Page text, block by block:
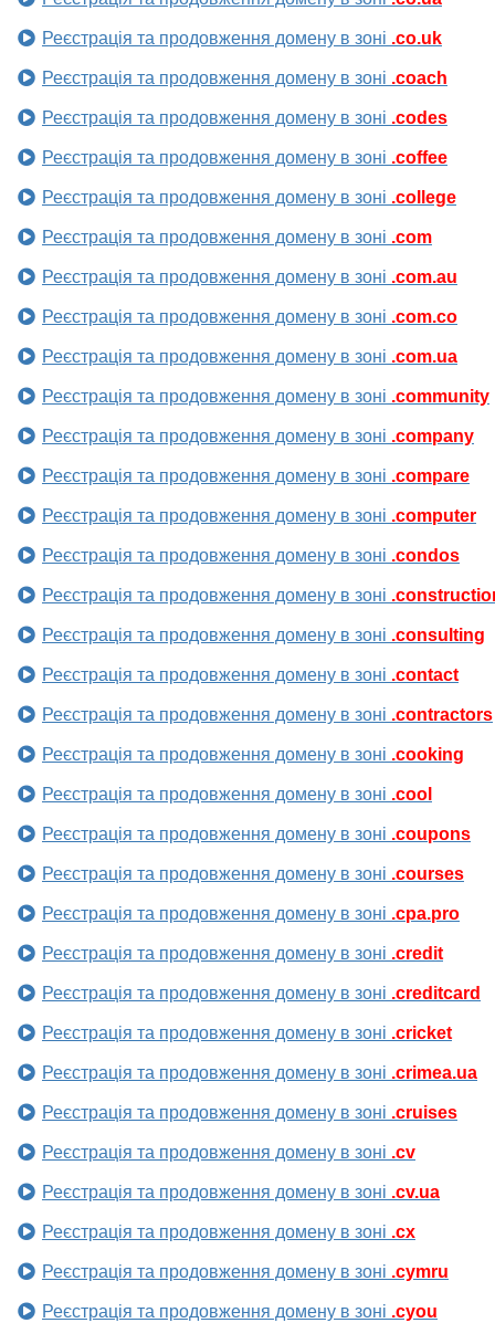
Реєстрація та продовження домену в зоні .co.uk
Реєстрація та продовження домену в зоні .coach
Реєстрація та продовження домену в зоні .codes
Реєстрація та продовження домену в зоні .coffee
Реєстрація та продовження домену в зоні .college
Реєстрація та продовження домену в зоні .com
Реєстрація та продовження домену в зоні .com.au
Реєстрація та продовження домену в зоні .com.co
Реєстрація та продовження домену в зоні .com.ua
Реєстрація та продовження домену в зоні .community
Реєстрація та продовження домену в зоні .company
Реєстрація та продовження домену в зоні .compare
Реєстрація та продовження домену в зоні .computer
Реєстрація та продовження домену в зоні .condos
Реєстрація та продовження домену в зоні
Реєстрація та продовження домену в зоні .consulting
Реєстрація та продовження домену в зоні .contact
Реєстрація та продовження домену в зоні .contractors
Реєстрація та продовження домену в зоні .cooking
Реєстрація та продовження домену в зоні .cool
Реєстрація та продовження домену в зоні .coupons
Реєстрація та продовження домену в зоні .courses
Реєстрація та продовження домену в зоні .cpa.pro
Реєстрація та продовження домену в зоні .credit
Реєстрація та продовження домену в зоні .creditcard
Реєстрація та продовження домену в зоні .cricket
Реєстрація та продовження домену в зоні .crimea.ua
Реєстрація та продовження домену в зоні .cruises
Реєстрація та продовження домену в зоні .cv
Реєстрація та продовження домену в зоні .cv.ua
Реєстрація та продовження домену в зоні .cx
Реєстрація та продовження домену в зоні .cymru
Реєстрація та продовження домену в зоні .cyou